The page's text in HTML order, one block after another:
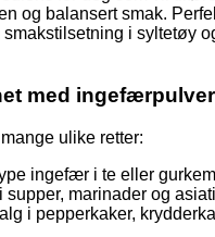
og balansert smak.
i syltetøy
med ingefærpulver
ulike retter:
ingefær i te eller
supper, marinader og
i pepperkaker,